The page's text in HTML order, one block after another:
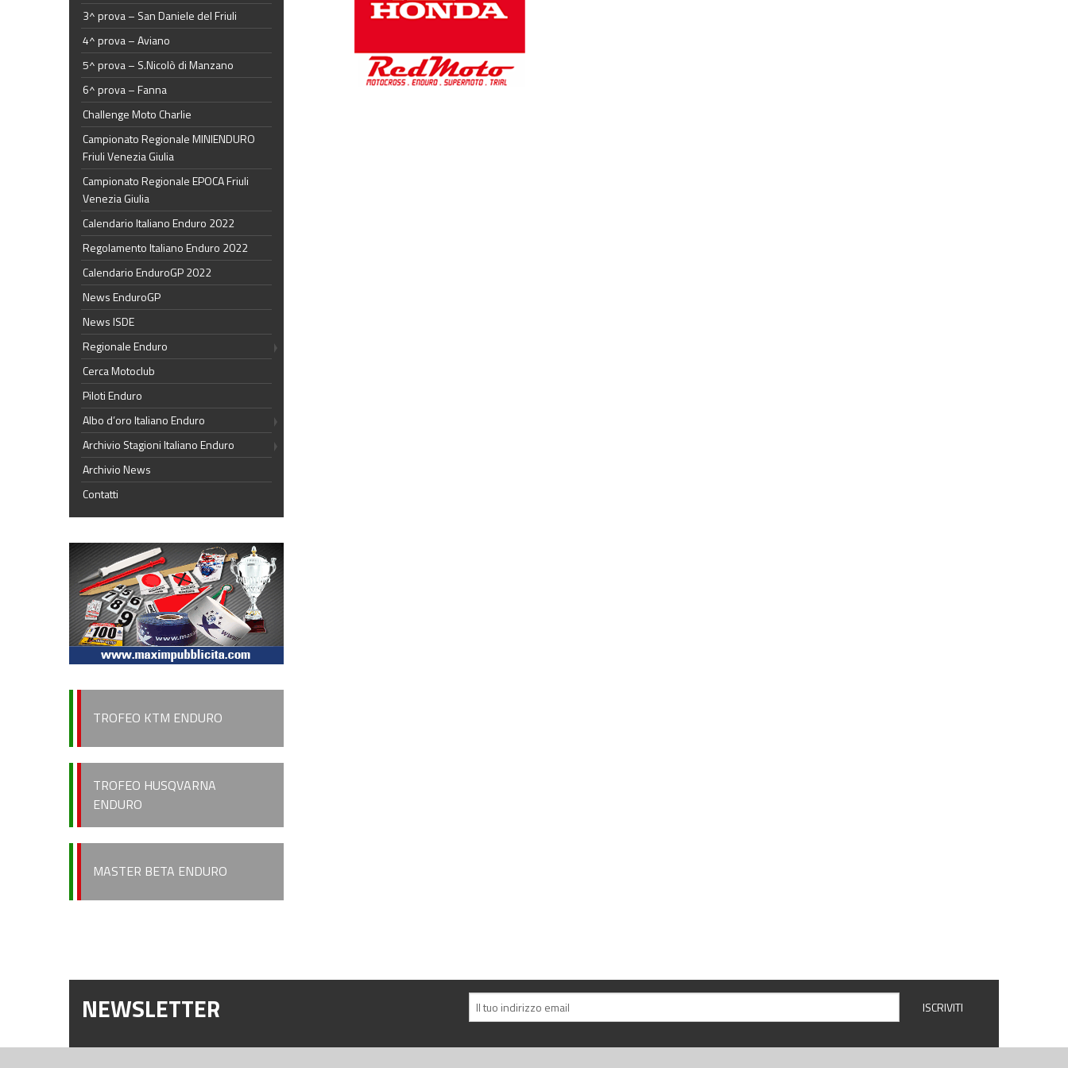
3^ prova – San Daniele del Friuli
4^ prova – Aviano
5^ prova – S.Nicolò di Manzano
6^ prova – Fanna
Challenge Moto Charlie
Campionato Regionale MINIENDURO
Friuli Venezia Giulia
Campionato Regionale EPOCA Friuli
Venezia Giulia
Calendario Italiano Enduro 2022
Regolamento Italiano Enduro 2022
Calendario EnduroGP 2022
News EnduroGP
News ISDE
Regionale Enduro
Cerca Motoclub
Piloti Enduro
Albo d’oro Italiano Enduro
Archivio Stagioni Italiano Enduro
Archivio News
Contatti
TROFEO KTM ENDURO
TROFEO HUSQVARNA
ENDURO
MASTER BETA ENDURO
NEWSLETTER